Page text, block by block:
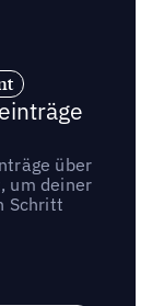
über
um deiner
Schritt